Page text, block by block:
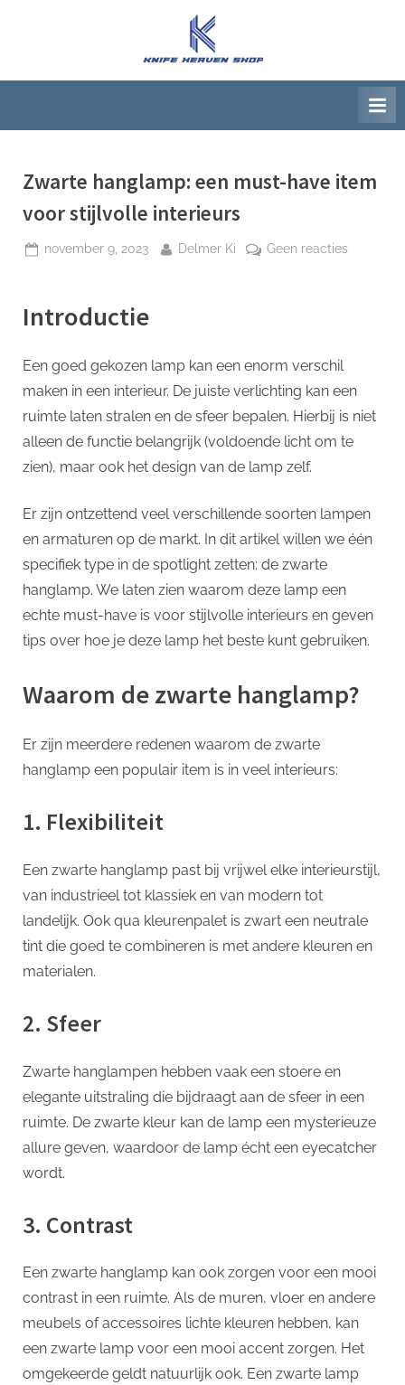
K
n
f
H
v
o
p
Zwarte hanglamp: een must-have item
voor stijlvolle interieurs
Geplaatst
november 9, 2023 Door
Delmer Ki Geen reactiesop
voor
stijlvolle
interieurs
Introductie
Een goed gekozen lamp kan een enorm verschil
maken in een interieur. De juiste verlichting kan een
ruimte laten stralen en de sfeer bepalen. Hierbij is niet
alleen de functie belangrijk (voldoende licht om te
zien), maar ook het design van de lamp zelf.
Er zijn ontzettend veel verschillende soorten lampen
en armaturen op de markt. In dit artikel willen we één
specifiek type in de spotlight zetten: de zwarte
hanglamp. We laten zien waarom deze lamp een
echte must-have is voor stijlvolle interieurs en geven
tips over hoe je deze lamp het beste kunt gebruiken.
Waarom de zwarte hanglamp?
Er zijn meerdere redenen waarom de zwarte
hanglamp een populair item is in veel interieurs:
1. Flexibiliteit
Een zwarte hanglamp past bij vrijwel elke interieurstijl,
van industrieel tot klassiek en van modern tot
landelijk. Ook qua kleurenpalet is zwart een neutrale
tint die goed te combineren is met andere kleuren en
materialen.
2. Sfeer
Zwarte hanglampen hebben vaak een stoere en
elegante uitstraling die bijdraagt aan de sfeer in een
ruimte. De zwarte kleur kan de lamp een mysterieuze
allure geven, waardoor de lamp écht een eyecatcher
wordt.
3. Contrast
Een zwarte hanglamp kan ook zorgen voor een mooi
contrast in een ruimte. Als de muren, vloer en andere
meubels of accessoires lichte kleuren hebben, kan
een zwarte lamp voor een mooi accent zorgen. Het
omgekeerde geldt natuurlijk ook. Een zwarte lamp